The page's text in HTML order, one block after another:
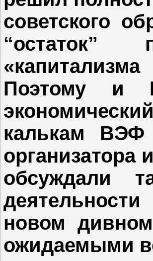
советского
Поэтому и
калькам
организатора
обсуждали
новом
ожидаемыми